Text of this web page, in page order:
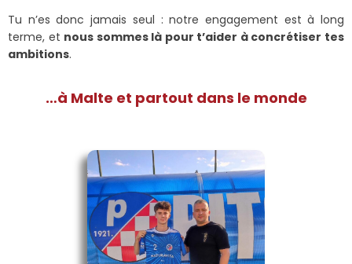
Tu n’es donc jamais seul : notre engagement est à long
terme, et nous sommes là pour t’aider à concrétiser tes
ambitions.
…à Malte et partout dans le monde